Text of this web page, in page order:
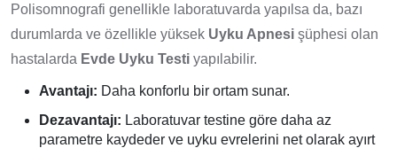
Polisomnografi genellikle laboratuvarda yapılsa da, bazı
durumlarda ve özellikle yüksek Uyku Apnesi şüphesi olan
hastalarda Evde Uyku Testi yapılabilir.
Avantajı: Daha konforlu bir ortam sunar.
Dezavantajı: Laboratuvar testine göre daha az
parametre kaydeder ve uyku evrelerini net olarak ayırt